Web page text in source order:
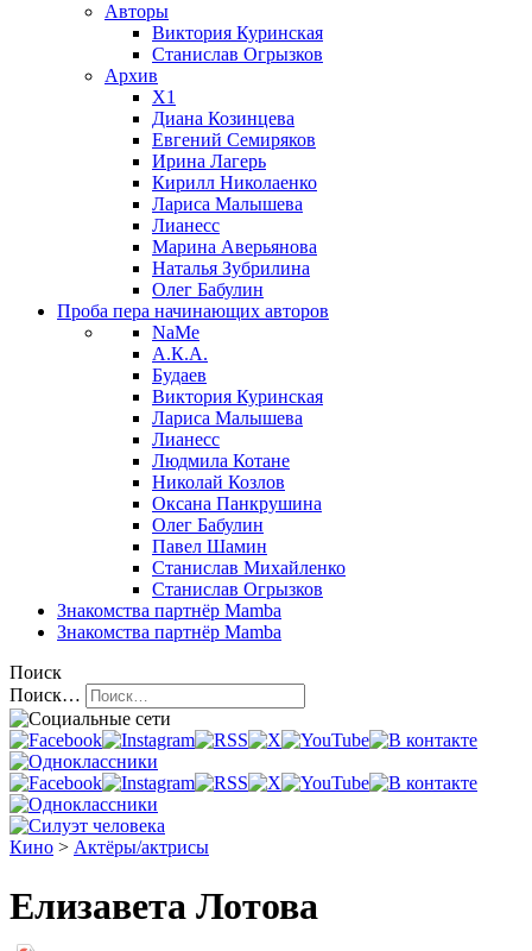
Авторы
Виктория Куринская
Станислав Огрызков
Архив
X1
Диана Козинцева
Евгений Семиряков
Ирина Лагерь
Кирилл Николаенко
Лариса Малышева
Лианесс
Марина Аверьянова
Наталья Зубрилина
Олег Бабулин
Проба пера начинающих авторов
NaMe
А.К.А.
Будаев
Виктория Куринская
Лариса Малышева
Лианесс
Людмила Котане
Николай Козлов
Оксана Панкрушина
Олег Бабулин
Павел Шамин
Станислав Михайленко
Станислав Огрызков
Знакомства партнёр Mamba
Знакомства партнёр Mamba
Поиск
Поиск…
Кино > Актёры/актрисы
Елизавета Лотова